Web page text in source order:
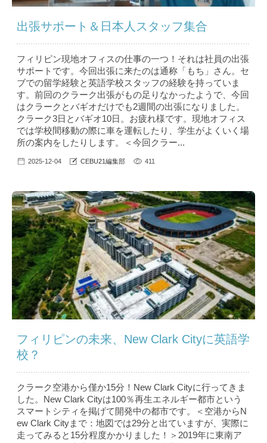
出張サポート＆日本人スタッフ集合
フィリピン現地オフィスの仕事の一つ！それは社員の出張
サポートです。今回出張に来たのは通称「もち」さん。セ
ブでの留学経験と英語学校スタッフの経験を持っていま
す。前回のクラーク出張がもの足りなかったようで、今回
はクラークとバギオだけでも2週間の出張になりました。
クラーク3日とバギオ10日。お疲れ様です。現地オフィス
では学校間移動の際に車を運転したり、学生がよくいく場
所の案内をしたりします。＜今回クラー...
2025-12-04 CEBU21編集部 411
フィリピンの未来、New Clark Cityに英語学
校？
クラーク空港から僅か15分！New Clark Cityに行ってきま
した。New Clark Cityは100％再生エネルギー都市という
スマートシティを掲げて開発中の都市です。＜空港からN
ew Clark Cityまで：地図では29分と出ていますが、実際に
走ってみると15分程度かかりました！＞2019年に東南ア